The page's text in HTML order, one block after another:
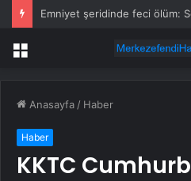
Menü
Anasayfa / Haber
Haber
KKTC